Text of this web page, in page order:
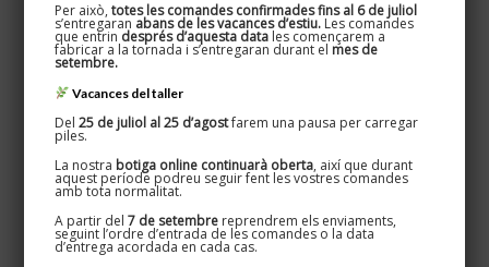
Per això,totes les comandes confirmades fins al 6 de juliol
s’entregaran abans de les vacances d’estiu. Les comandes
que entrin després d’aquesta data les començarem a
fabricar a la tornada i s’entregaran durant el mes de
setembre.
Vacances del taller
Del 25 de juliol al 25 d’agostfarem una pausa per carregar
piles.
La nostra botiga online continuarà oberta, així que durant
aquest període podreu seguir fent les vostres comandes
amb tota normalitat.
A partir del 7 de setembre reprendrem els enviaments,
seguint l’ordre d’entrada de les comandes o la data
d’entrega acordada en cada cas.